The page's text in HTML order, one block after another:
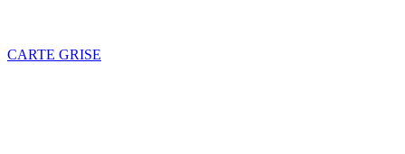
CARTE GRISE